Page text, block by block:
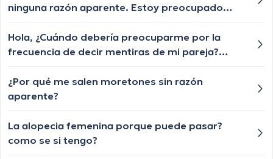
ninguna razón aparente. Estoy preocupado
estar causando este sangrado? ¿Debería
buscar atención médica de inmediato?
Hola, ¿Cuándo debería preocuparme por la
frecuencia de decir mentiras de mi pareja?
preocupa que esto pueda ir avanzando
¿Por qué me salen moretones sin razón
aparente?
La alopecia femenina porque puede pasar?
como se si tengo?